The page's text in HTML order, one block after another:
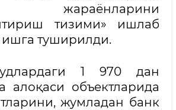
жараёнларини
тизими» ишлаб
ишга туширилди.
1 970 дан
алоқаси объектларида
жумладан банк